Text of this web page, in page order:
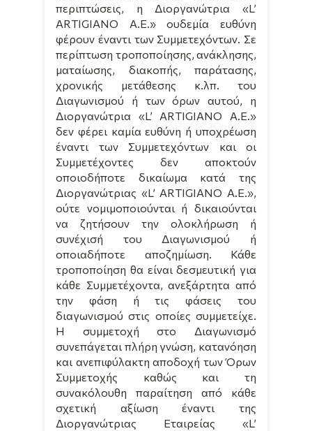
περιπτώσεις, η Διοργανώτρια «L’
ARTIGIANO
A.E.» ουδεμία ευθύνη
φέρουν έναντι των Συμμετεχόντων. Σε
περίπτωση τροποποίησης, ανάκλησης,
ματαίωσης, διακοπής, παράτασης,
χρονικής μετάθεσης κ.λπ. του
Διαγωνισμού ή των όρων αυτού, η
Διοργανώτρια «L’ ARTIGIANO A.E.»
δεν φέρει καμία ευθύνη ή υποχρέωση
έναντι των Συμμετεχόντων και οι
Συμμετέχοντες δεν αποκτούν
οποιοδήποτε δικαίωμα κατά της
Διοργανώτριας «L’ ARTIGIANO A.E.»,
ούτε νομιμοποιούνται ή δικαιούνται
να ζητήσουν την ολοκλήρωση ή
συνέχισή του Διαγωνισμού ή
οποιαδήποτε αποζημίωση. Κάθε
τροποποίηση θα είναι δεσμευτική για
κάθε Συμμετέχοντα, ανεξάρτητα από
την φάση ή τις φάσεις του
διαγωνισμού στις οποίες συμμετείχε.
Η συμμετοχή στο Διαγωνισμό
συνεπάγεται πλήρη γνώση, κατανόηση
και ανεπιφύλακτη αποδοχή των Όρων
Συμμετοχής καθώς και τη
συνακόλουθη παραίτηση από κάθε
σχετική αξίωση έναντι της
Διοργανώτριας Εταιρείας «L’